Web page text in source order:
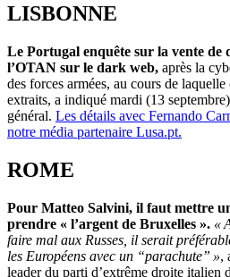
LISBONNE
Le Portugal enquête sur la vente de
l’OTAN sur le dark web, après la
des forces armées, au cours de
extraits, a indiqué mardi (13
général. Les détails avec Fernando
notre média partenaire Lusa.pt.
ROME
Pour Matteo Salvini, il faut mettre
prendre « l’argent de Bruxelles ». «
faire mal aux Russes, il serait
les Européens avec un “parachute” »,
leader du parti d’extrême droite italien